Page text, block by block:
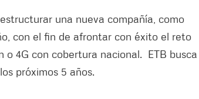
una nueva compañía, como
con el fin de afrontar con éxito el reto
4G con cobertura nacional. ETB busca
próximos 5 años.